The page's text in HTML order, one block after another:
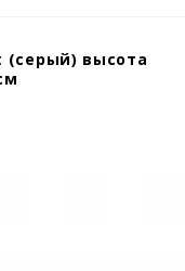
(серый) высота